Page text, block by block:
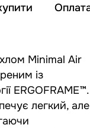
Minimal Air
із
ERGOFRAME™.
легкий, але